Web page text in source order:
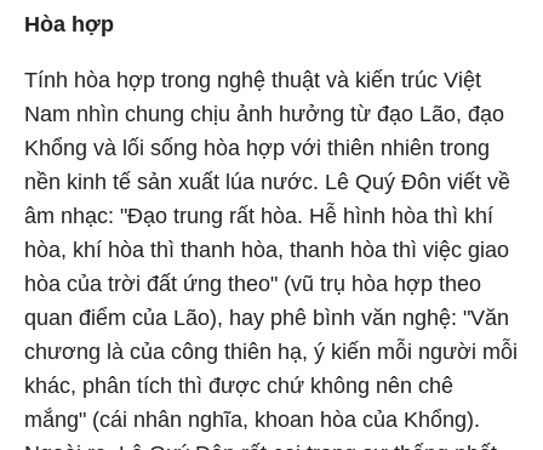
Hòa hợp
Tính hòa hợp trong nghệ thuật và kiến trúc Việt
Nam nhìn chung chịu ảnh hưởng từ đạo Lão, đạo
Khổng và lối sống hòa hợp với thiên nhiên trong
nền kinh tế sản xuất lúa nước. Lê Quý Đôn viết về
âm nhạc: "Đạo trung rất hòa. Hễ hình hòa thì khí
hòa, khí hòa thì thanh hòa, thanh hòa thì việc giao
hòa của trời đất ứng theo" (vũ trụ hòa hợp theo
quan điểm của Lão), hay phê bình văn nghệ: "Văn
chương là của công thiên hạ, ý kiến mỗi người mỗi
khác, phân tích thì được chứ không nên chê
mắng" (cái nhân nghĩa, khoan hòa của Khổng).